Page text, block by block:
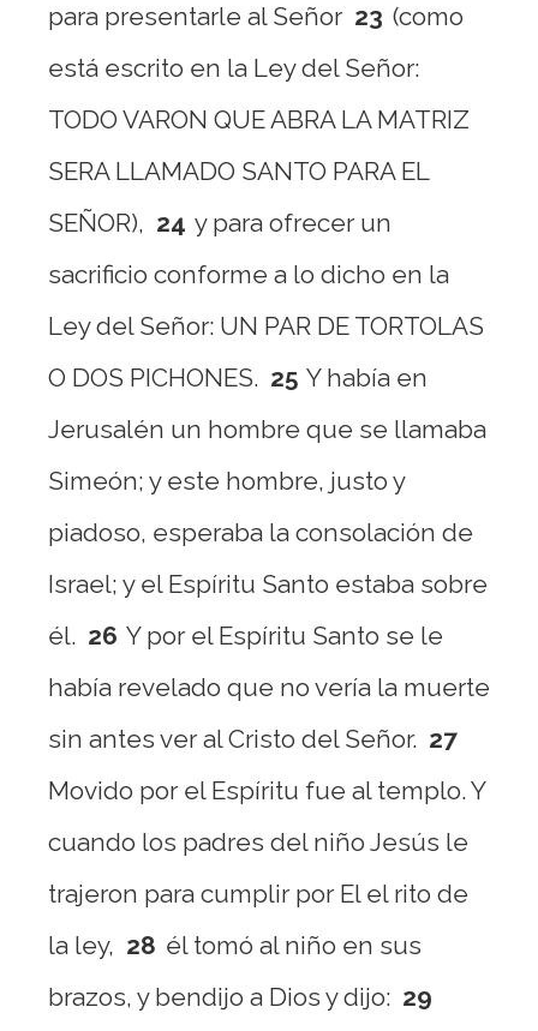
para presentarle al Señor 23 (como
está escrito en la Ley del Señor:
TODO VARON QUE ABRA LA MATRIZ
SERA LLAMADO SANTO PARA EL
SEÑOR), 24 y para ofrecer un
sacrificio conforme a lo dicho en la
Ley del Señor: UN PAR DE TORTOLAS
O DOS PICHONES. 25 Y había en
Jerusalén un hombre que se llamaba
Simeón; y este hombre, justo y
piadoso, esperaba la consolación de
Israel; y el Espíritu Santo estaba sobre
él. 26 Y por el Espíritu Santo se le
había revelado que no vería la muerte
sin antes ver al Cristo del Señor. 27
Movido por el Espíritu fue al templo. Y
cuando los padres del niño Jesús le
trajeron para cumplir por El el rito de
la ley, 28 él tomó al niño en sus
brazos, y bendijo a Dios y dijo: 29